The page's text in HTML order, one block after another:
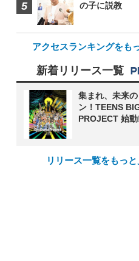
の子に説教
アクセスランキングをも
新着リリース一覧
集まれ、未来
ン！TEENS
PROJECT 始
リリース一覧をもっと